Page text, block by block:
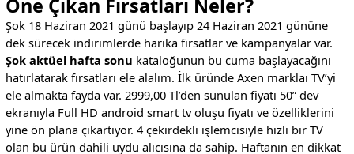
Öne Çıkan Fırsatları Neler?
Şok 18 Haziran 2021 günü başlayıp 24 Haziran 2021 gününe
dek sürecek indirimlerde harika fırsatlar ve kampanyalar var.
Şok aktüel hafta sonu kataloğunun bu cuma başlayacağını
hatırlatarak fırsatları ele alalım. İlk üründe Axen marklaı TV’yi
ele almakta fayda var. 2999,00 Tl’den sunulan fiyatı 50” dev
ekranıyla Full HD android smart tv oluşu fiyatı ve özelliklerini
yine ön plana çıkartıyor. 4 çekirdekli işlemcisiyle hızlı bir TV
olan bu ürün dahili uydu alıcısına da sahip. Haftanın en dikkat